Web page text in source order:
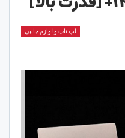
لپ تاپ و لوازم جانبی